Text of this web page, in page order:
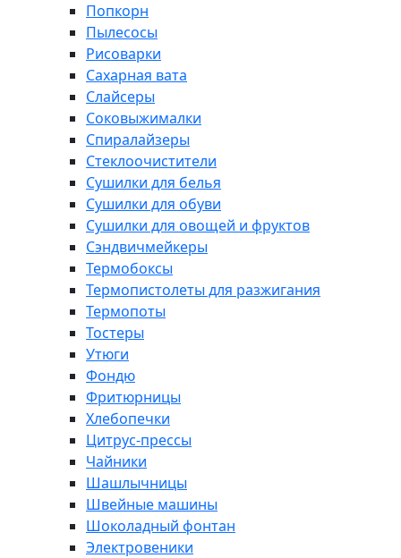
Попкорн
Пылесосы
Рисоварки
Сахарная вата
Слайсеры
Соковыжималки
Спиралайзеры
Стеклоочистители
Сушилки для белья
Сушилки для обуви
Сушилки для овощей и фруктов
Сэндвичмейкеры
Термобоксы
Термопистолеты для разжигания
Термопоты
Тостеры
Утюги
Фондю
Фритюрницы
Хлебопечки
Цитрус-прессы
Чайники
Шашлычницы
Швейные машины
Шоколадный фонтан
Электровеники